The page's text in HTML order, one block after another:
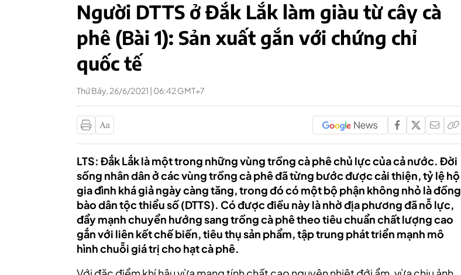
Người DTTS ở Đắk Lắk làm giàu từ cây cà
phê (Bài 1): Sản xuất gắn với chứng chỉ
quốc tế
Thứ Bảy, 26/6/2021 | 06:42 GMT+7
LTS: Đắk Lắk là một trong những vùng trồng cà phê chủ lực của cả nước. Đời
sống nhân dân ở các vùng trồng cà phê đã từng bước được cải thiện, tỷ lệ hộ
gia đình khá giả ngày càng tăng, trong đó có một bộ phận không nhỏ là đồng
bào dân tộc thiểu số (DTTS). Có được điều này là nhờ địa phương đã nỗ lực,
đẩy mạnh chuyển hướng sang trồng cà phê theo tiêu chuẩn chất lượng cao
gắn với liên kết chế biến, tiêu thụ sản phẩm, tập trung phát triển mạnh mô
hình chuỗi giá trị cho hạt cà phê.